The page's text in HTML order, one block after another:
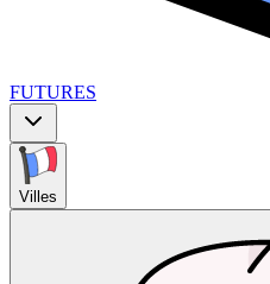
FUTURES
Villes